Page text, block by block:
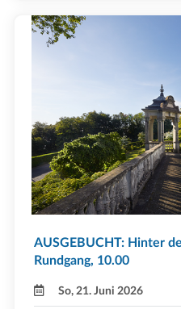
AUSGEBUCHT: Hinter
Rundgang, 10.00
So, 21. Juni 2026